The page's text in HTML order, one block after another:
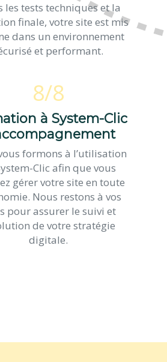
les tests techniques et la
finale, votre site est mis
dans un environnement
et performant.
8/8
à System-Clic
formons à l’utilisation
Clic afin que vous
gérer votre site en toute
Nous restons à vos
pour assurer le suivi et
de votre stratégie
digitale.